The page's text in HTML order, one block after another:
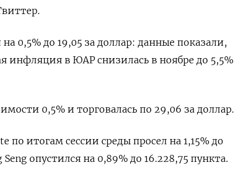
0,5% до 19,05 за доллар: данные показали,
инфляция в ЮАР снизилась в ноябре до 5,5%
0,5% и торговалась по 29,06 за доллар.
по итогам сессии среды просел на 1,15% до
опустился на 0,89% до 16.228,75​ пункта.